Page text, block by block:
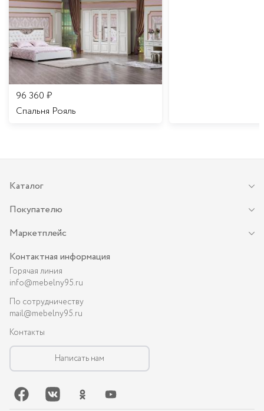
96 360 ₽
Спальня Рояль
Каталог
Покупателю
Маркетплейс
Контактная информация
Горячая линия
info@mebelny95.ru
По сотрудничеству
mail@mebelny95.ru
Контакты
Написать нам